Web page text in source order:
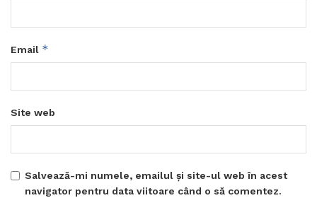
Email *
Site web
Salvează-mi numele, emailul și site-ul web în acest
navigator pentru data viitoare când o să comentez.